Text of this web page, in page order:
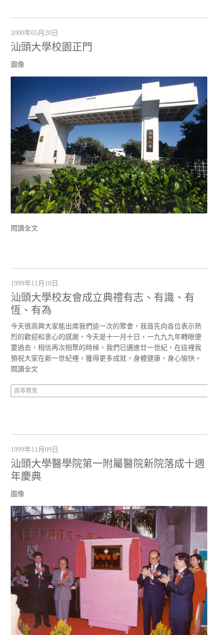
2000年05月20日
汕頭大學校園正門
圖像
閱讀全文
1999年11月10日
汕頭大學校友會成立典禮有志、有識、有
恆、有為
今天很高興大家能出席我們這一次的聚會，我首先向各位表示熱
烈的歡迎和衷心的感謝，今天是十一月十日，一九九九年轉眼便
要過去，相信再次相聚的時候，我們已邁進廿一世紀，在這裡我
預祝大家在新一世紀裡，獲得更多成就，身體健康，身心愉快。
閱讀全文
高等教育
1999年11月09日
汕頭大學醫學院第一附屬醫院新院落成十週
年慶典
圖像